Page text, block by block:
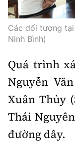
Thế giới xây dựng
Lối sống
Ẩm thực
Khám phá
Camera giao
Câu chuyện
Giải trí - Thể
Cơ quan chủ
Giấy phép số:
Tòa soạn: Số 2
Hà Nội.
Tổng biên tập:
Các đối tượng
Ninh Bình)
Quá trình
Nguyễn
Xuân Thủy
Thái
đường dây.